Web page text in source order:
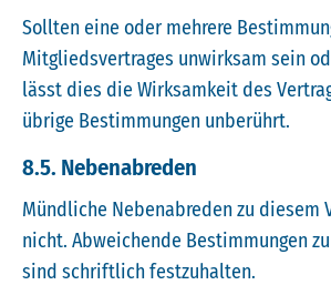
Sollten eine oder mehrere
Mitgliedsvertrages unwirksam sein
lässt dies die Wirksamkeit des
übrige Bestimmungen unberührt.
8.5. Nebenabreden
Mündliche Nebenabreden zu diesem
nicht. Abweichende Bestimmungen
sind schriftlich festzuhalten.